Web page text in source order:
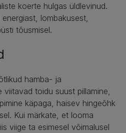
koerte hulgas üldlevinud.
lombakusest,
tõusmisel.
hamba- ja
viitavad toidu suust pillamine,
käpaga, haisev hingeõhk
Kui märkate, et looma
viige ta esimesel võimalusel